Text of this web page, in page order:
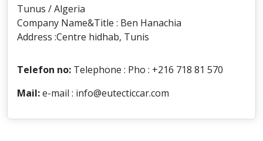
Tunus / Algeria
Company Name&Title : Ben Hanachia
Address :Centre hidhab, Tunis
Telefon no: Telephone : Pho : +216 718 81 570
Mail:e-mail : info@eutecticcar.com